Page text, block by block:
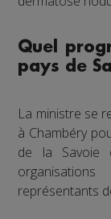
Quel
pays de
La ministre se
à Chambéry
de la Savoie
représentants